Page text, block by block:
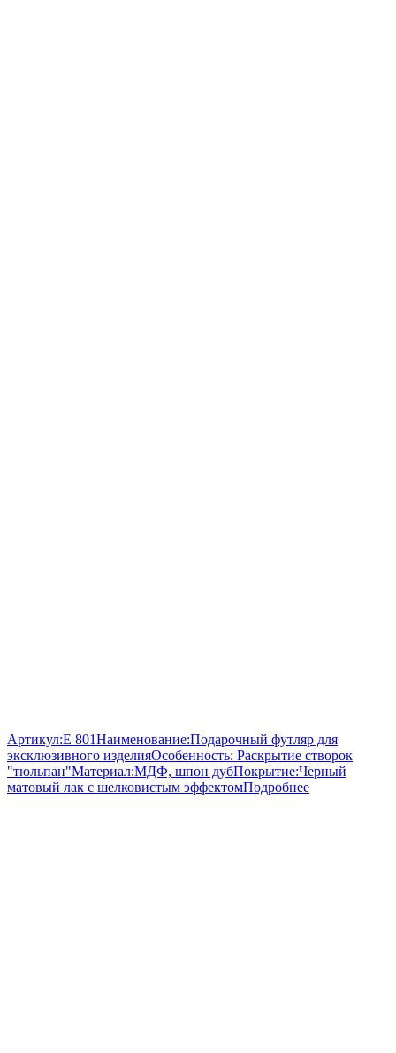
Артикул:E 801Наименование:Подарочный футляр для
эксклюзивного изделияОсобенность: Раскрытие створок
"тюльпан"Материал:МДФ, шпон дубПокрытие:Черный
матовый лак с шелковистым эффектомПодробнее